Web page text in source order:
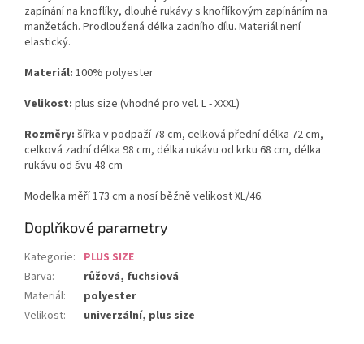
zapínání na knoflíky, dlouhé rukávy s knoflíkovým zapínáním na
manžetách. Prodloužená délka zadního dílu. Materiál není
elastický.
Materiál: 100% polyester
Velikost: plus size (vhodné pro vel. L - XXXL)
Rozměry: šířka v podpaží 78 cm, celková přední délka 72 cm,
celková zadní délka 98 cm, délka rukávu od krku 68 cm, délka
rukávu od švu 48 cm
Modelka měří 173 cm a nosí běžně velikost XL/46.
Doplňkové parametry
Kategorie: PLUS SIZE
Barva:
růžová, fuchsiová
Materiál:
polyester
Velikost: univerzální, plus size